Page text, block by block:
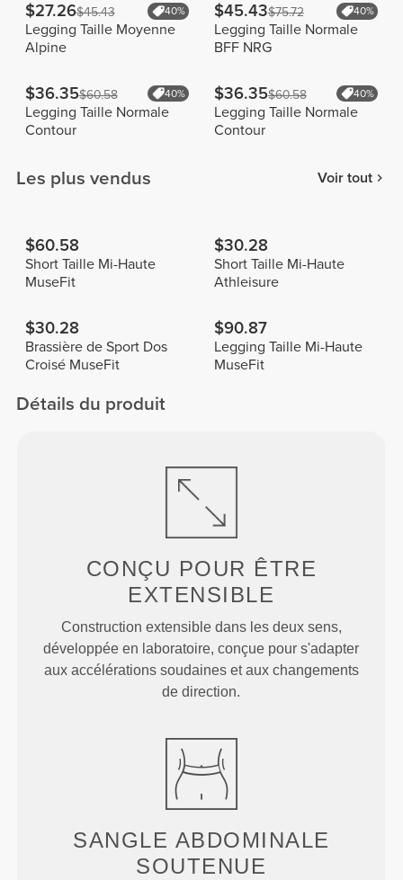
$27.26$45.43 40%
Legging Taille Moyenne
Alpine
$45.43$75.72 40%
Legging Taille Normale
BFF NRG
$36.35$60.58 40%
Legging Taille Normale
Contour
$36.35$60.58 40%
Legging Taille Normale
Contour
Les plus vendus Voir tout
$60.58
Short Taille Mi-Haute
MuseFit
$30.28
Short Taille Mi-Haute
Athleisure
$30.28
Brassière de Sport Dos
Croisé MuseFit
$90.87
Legging Taille Mi-Haute
MuseFit
Détails du produit
CONÇU POUR ÊTRE
EXTENSIBLE
Construction extensible dans les deux sens,
développée en laboratoire, conçue pour s'adapter
aux accélérations soudaines et aux changements
de direction.
SANGLE ABDOMINALE
SOUTENUE